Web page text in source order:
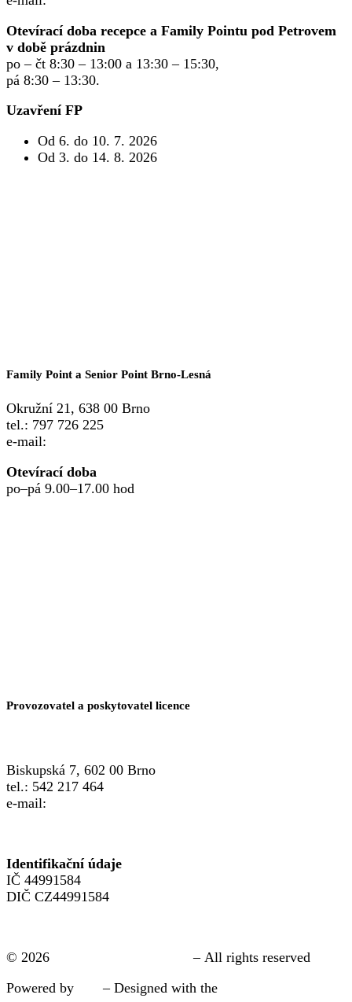
Otevírací doba recepce a Family Pointu pod Petrovem
v době prázdnin
po – čt 8:30 – 13:00 a 13:30 – 15:30,
pá 8:30 – 13:30.
Uzavření FP
Od 6. do 10. 7. 2026
Od 3. do 14. 8. 2026
Family Point a Senior Point Brno-Lesná
Okružní 21, 638 00 Brno
tel.: 797 726 225
e-mail:
Otevírací doba
po–pá 9.00–17.00 hod
Provozovatel a poskytovatel licence
Biskupská 7, 602 00 Brno
tel.: 542 217 464
e-mail:
Identifikační údaje
IČ 44991584
DIČ CZ44991584
© 2026
– All rights reserved
Powered by
– Designed with the